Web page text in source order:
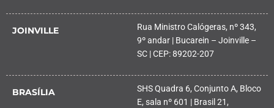
JOINVILLE
Rua Ministro Calógeras, nº 343,
9º andar | Bucarein – Joinville –
SC | CEP: 89202-207
BRASÍLIA
SHS Quadra 6, Conjunto A, Bloco
E, sala nº 601 | Brasil 21,